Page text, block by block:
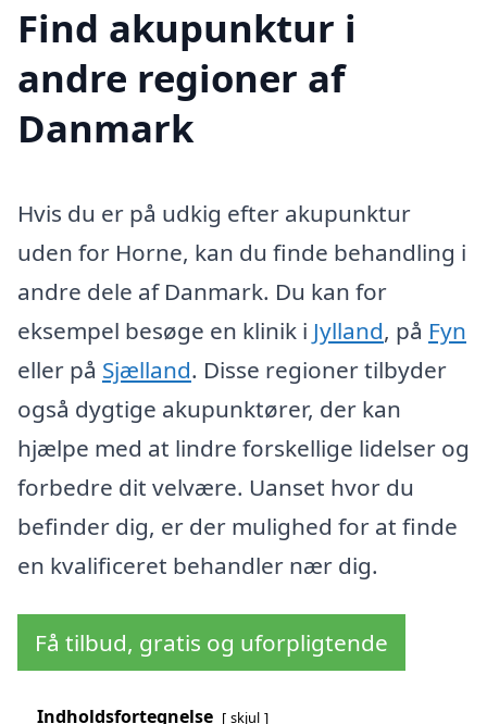
Find akupunktur i
andre regioner af
Danmark
Hvis du er på udkig efter akupunktur
uden for Horne, kan du finde behandling i
andre dele af Danmark. Du kan for
eksempel besøge en klinik i Jylland, på Fyn
eller på Sjælland. Disse regioner tilbyder
også dygtige akupunktører, der kan
hjælpe med at lindre forskellige lidelser og
forbedre dit velvære. Uanset hvor du
befinder dig, er der mulighed for at finde
en kvalificeret behandler nær dig.
Få tilbud, gratis og uforpligtende
Indholdsfortegnelse skjul